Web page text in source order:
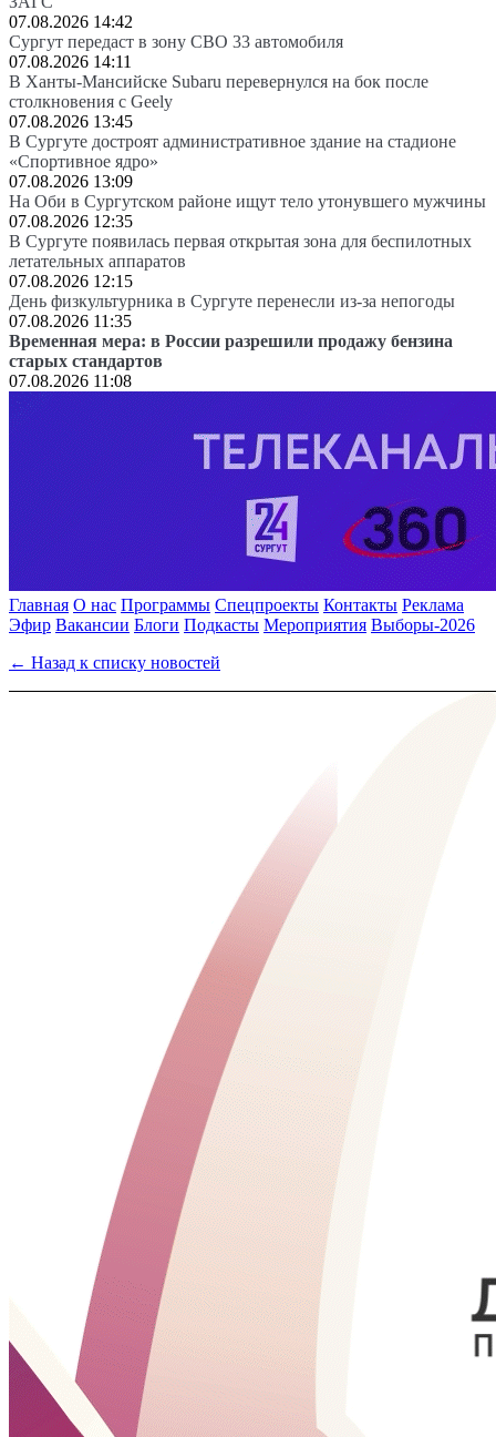
07.08.2026 14:42
Сургут передаст в зону СВО 33 автомобиля
07.08.2026 14:11
В Ханты-Мансийске Subaru перевернулся на бок после
столкновения с Geely
07.08.2026 13:45
В Сургуте достроят административное здание на стадионе
«Спортивное ядро»
07.08.2026 13:09
На Оби в Сургутском районе ищут тело утонувшего мужчины
07.08.2026 12:35
В Сургуте появилась первая открытая зона для беспилотных
летательных аппаратов
07.08.2026 12:15
День физкультурника в Сургуте перенесли из-за непогоды
07.08.2026 11:35
Временная мера: в России разрешили продажу бензина
старых стандартов
07.08.2026 11:08
Главная О нас Программы Спецпроекты Контакты Реклама
Эфир Вакансии Блоги Подкасты Мероприятия Выборы-2026
← Назад к списку новостей